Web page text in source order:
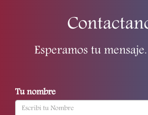
Esperamos tu
Tu nombre